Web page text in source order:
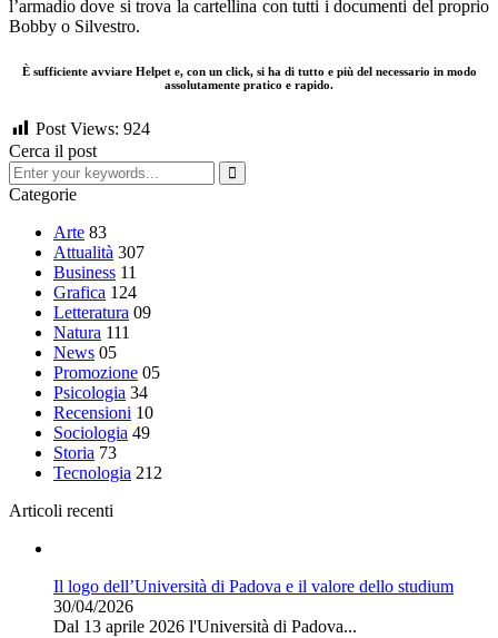
l’armadio dove si trova la cartellina con tutti i documenti del proprio
Bobby o Silvestro.
È sufficiente avviare Helpet e, con un click, si ha di tutto e più del necessario in modo
assolutamente pratico e rapido.
Post Views: 924
Cerca il post
Categorie
Arte 83
Attualità 307
Business 11
Grafica 124
Letteratura 09
Natura 111
News 05
Promozione 05
Psicologia 34
Recensioni 10
Sociologia 49
Storia 73
Tecnologia 212
Articoli recenti
Il logo dell’Università di Padova e il valore dello studium
30/04/2026
Dal 13 aprile 2026 l'Università di Padova...